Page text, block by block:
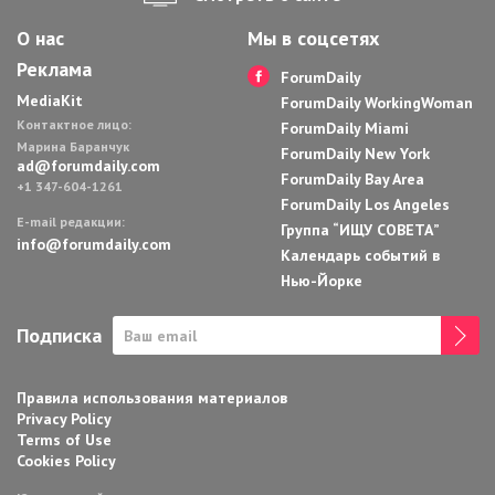
О нас
Реклама
MediaKit
Контактное лицо:
Марина Баранчук
ad@forumdaily.com
+1 347-604-1261
E-mail редакции:
info@forumdaily.com
Мы в соцсетях
ForumDaily
ForumDaily WorkingWoman
ForumDaily Miami
ForumDaily New York
ForumDaily Bay Area
ForumDaily Los Angeles
Группа “ИЩУ СОВЕТА”
Календарь событий в
Нью-Йорке
Подписка
Правила использования материалов
Privacy Policy
Terms of Use
Cookies Policy